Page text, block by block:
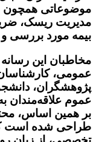
موضوعاتی همچون
مدیریت ریسک،
بیمه مورد بررسی
مخاطبان این
عمومی،
پژوهشگران،
عموم علاقه‌مندان
بر همین اساس،
طراحی شده است